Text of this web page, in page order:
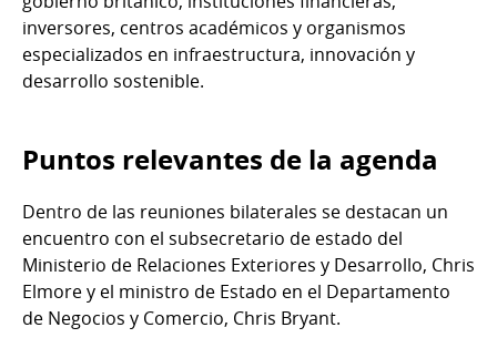
inversores, centros académicos y organismos
especializados en infraestructura, innovación y
desarrollo sostenible.
Puntos relevantes de la agenda
Dentro de las reuniones bilaterales se destacan un
encuentro con el subsecretario de estado del
Ministerio de Relaciones Exteriores y Desarrollo, Chris
Elmore y el ministro de Estado en el Departamento
de Negocios y Comercio, Chris Bryant.